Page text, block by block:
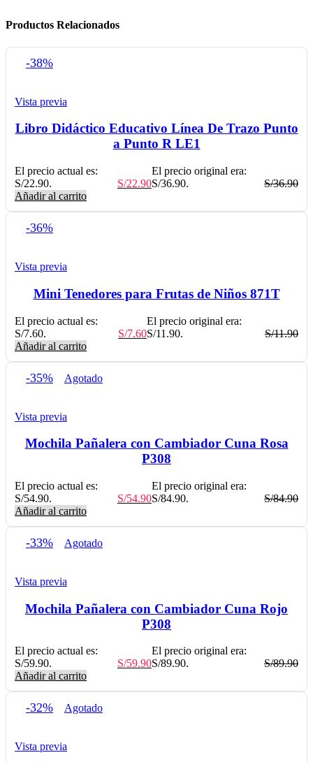
Productos Relacionados
-38%
Vista previa
Libro Didáctico Educativo Línea De Trazo Punto
a Punto R LE1
S/36.90
El precio original era:
S/36.90.
S/22.90
El precio actual es:
S/22.90.
Añadir al carrito
-36%
Vista previa
Mini Tenedores para Frutas de Niños 871T
S/11.90
El precio original era:
S/11.90.
S/7.60
El precio actual es:
S/7.60.
Añadir al carrito
-35% Agotado
Vista previa
Mochila Pañalera con Cambiador Cuna Rosa
P308
S/84.90
El precio original era:
S/84.90.
S/54.90
El precio actual es:
S/54.90.
Añadir al carrito
-33% Agotado
Vista previa
Mochila Pañalera con Cambiador Cuna Rojo
P308
S/89.90
El precio original era:
S/89.90.
S/59.90
El precio actual es:
S/59.90.
Añadir al carrito
-32% Agotado
Vista previa